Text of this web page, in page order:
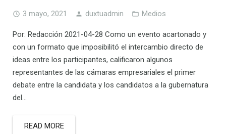
3 mayo, 2021 duxtuadmin Medios
Por: Redacción 2021-04-28 Como un evento acartonado y
con un formato que imposibilitó el intercambio directo de
ideas entre los participantes, calificaron algunos
representantes de las cámaras empresariales el primer
debate entre la candidata y los candidatos a la gubernatura
del…
READ MORE